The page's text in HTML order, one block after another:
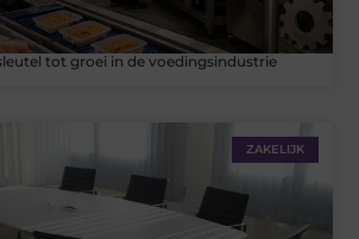
tot groei in de voedingsindustrie
ZAKELIJK